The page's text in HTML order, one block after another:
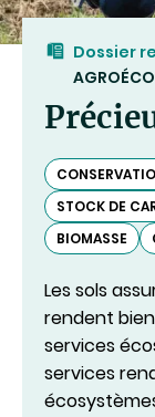
Dossier
STOCK DE
BIOMASSE
Les sols
rendent
services
services